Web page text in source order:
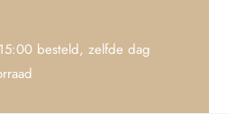
besteld, zelfde dag